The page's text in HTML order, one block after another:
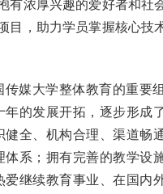
有浓厚兴趣的爱好者和社
目，助力学员掌握核心技
传媒大学整体教育的重要
年的发展开拓，逐步形成
健全、机构合理、渠道畅
体系；拥有完善的教学设
爱继续教育事业、在国内